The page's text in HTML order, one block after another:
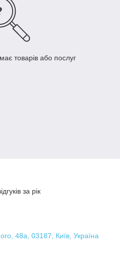
товарів або послуг
за рік
48а, 03187, Київ, Україна